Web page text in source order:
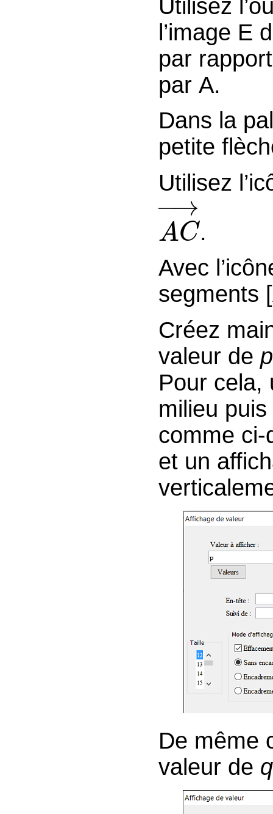
Utilisez
l’image E
par
par A.
Dans la
petite
Utilisez
AC→
.
Avec
segments
Créez
valeur de p
Pour cela,
milieu
comme ci-
et un
De même
valeur de q